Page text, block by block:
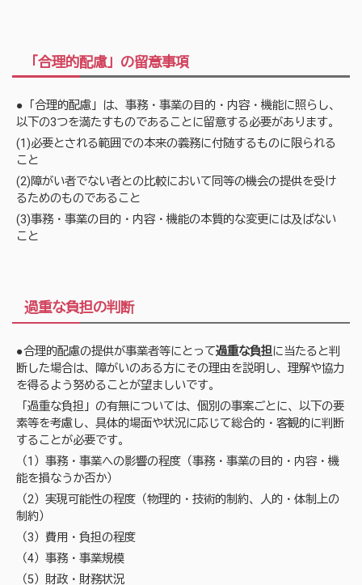
「合理的配慮」の留意事項
●「合理的配慮」は、事務・事業の目的・内容・機能に照らし、
以下の3つを満たすものであることに留意する必要があります。
(1)必要とされる範囲での本来の義務に付随するものに限られる
こと
(2)障がい者でない者との比較において同等の機会の提供を受け
るためのものであること
(3)事務・事業の目的・内容・機能の本質的な変更には及ばない
こと
過重な負担の判断
●合理的配慮の提供が事業者等にとって過重な負担に当たると判
断した場合は、障がいのある方にその理由を説明し、理解や協力
を得るよう努めることが望ましいです。
「過重な負担」の有無については、個別の事案ごとに、以下の要
素等を考慮し、具体的場面や状況に応じて総合的・客観的に判断
することが必要です。
（1）事務・事業への影響の程度（事務・事業の目的・内容・機
能を損なうか否か）
（2）実現可能性の程度（物理的・技術的制約、人的・体制上の
制約）
（3）費用・負担の程度
（4）事務・事業規模
（5）財政・財務状況